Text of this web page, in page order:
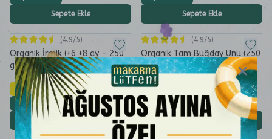
Sepete Ekle Sepete Ekle
(4.9/5)
Organik İrmik (+6 +8 ay - 250
gram)
%40 İndirim
Sepete Özel
₺ 224,90
₺ 134,94
(4.9/5)
Organik Tam Buğday Unu (250
gram)
%40 İndirim
Sepete Özel
₺ 228,90
₺ 137,34